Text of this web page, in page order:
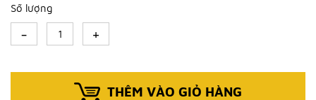
Số lượng
- +
THÊM VÀO GIỎ HÀNG